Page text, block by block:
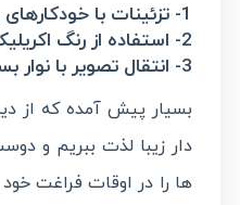
1- تزئینات با خودکارهای رنگ روغن
2- استفاده از رنگ اکریلیک
3- انتقال تصویر با نوار بسته بندی
بسیار پیش آمده که از
دار زیبا لذت ببریم و
ها را در اوقات فراغت